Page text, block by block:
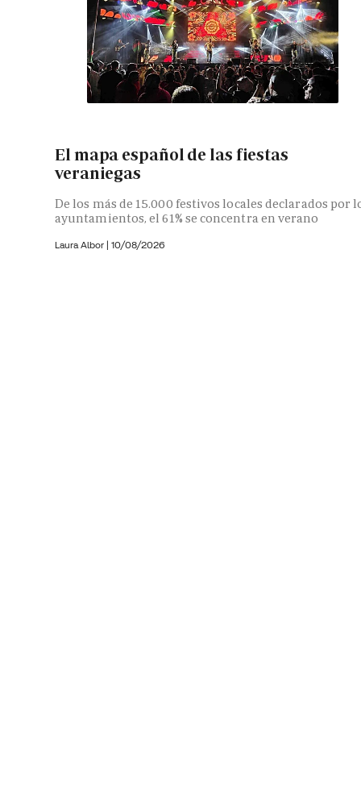
El mapa español de las fiestas
veraniegas
De los más de 15.000 festivos locales declarados por
ayuntamientos, el 61% se concentra en verano
Laura Albor | 10/08/2026